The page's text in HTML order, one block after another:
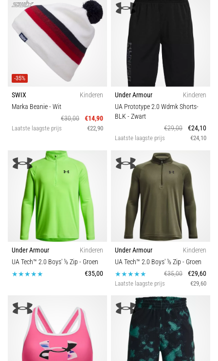
-35%
SWIX
Kinderen
Marka Beanie- Wit
€30,00
€14,90
Laatste laagste prijs €22,90
Under Armour
Kinderen
UA Prototype 2.0 Wdmk Shorts-
BLK- Zwart
€29,00
€24,10
Laatste laagste prijs €24,10
Under Armour
Kinderen
UA Tech™ 2.0 Boys' ½ Zip - Groen
€35,00
Under Armour
Kinderen
UA Tech™ 2.0 Boys' ½ Zip - Groen
€35,00
€29,60
Laatste laagste prijs €29,60